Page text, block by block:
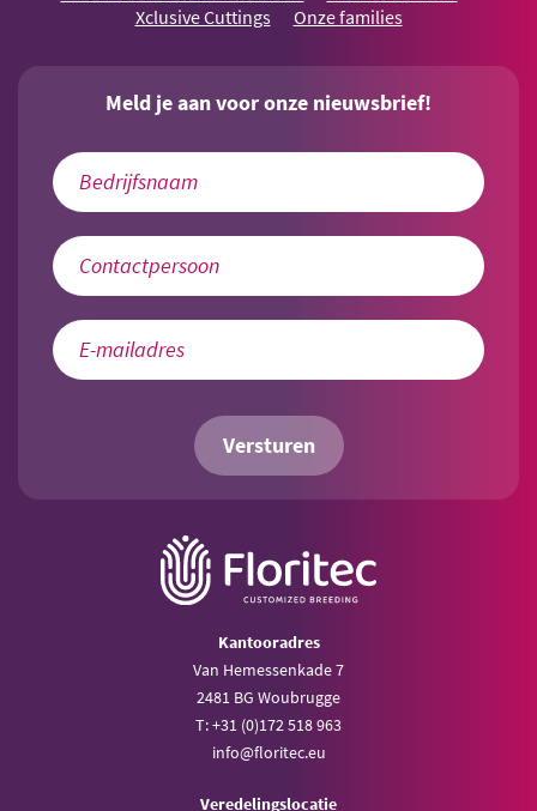
Xclusive Cuttings
Onze families
Meld je aan voor onze nieuwsbrief!
Versturen
Kantooradres
Van Hemessenkade 7
2481 BG Woubrugge
T: +31 (0)172 518 963
info@floritec.eu
Veredelingslocatie